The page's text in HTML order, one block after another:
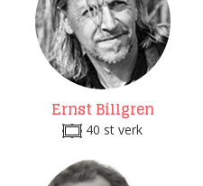
Ernst Billgren
40 st verk